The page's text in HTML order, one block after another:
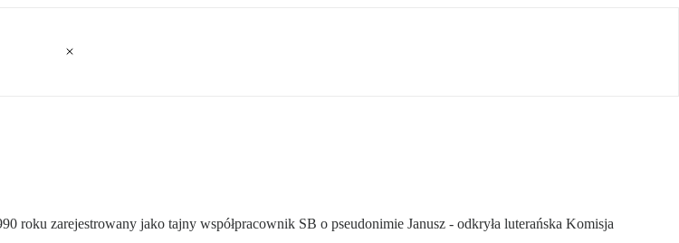
roku zarejestrowany jako tajny współpracownik SB o pseudonimie Janusz - odkryła luterańska Komisja